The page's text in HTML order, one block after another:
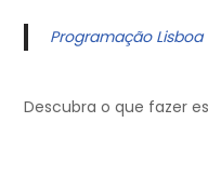
Programação Lisboa
Descubra o que fazer